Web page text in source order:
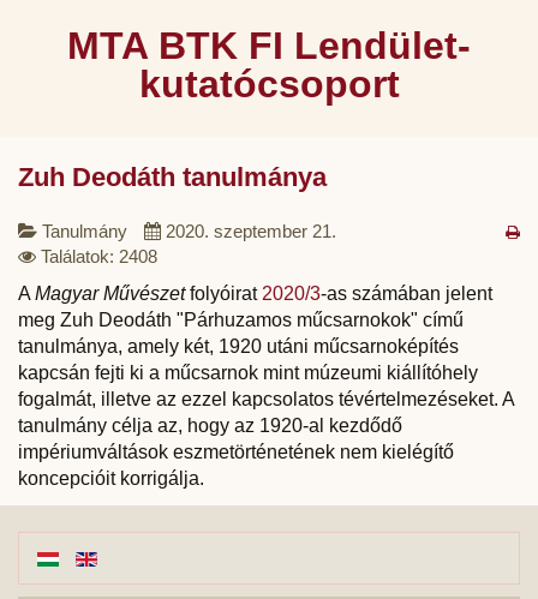
MTA BTK FI Lendület-
kutatócsoport
Zuh Deodáth tanulmánya
Tanulmány
2020. szeptember 21.
Találatok: 2408
AMagyar Művészetfolyóirat 2020/3-as számában jelent
meg Zuh Deodáth "Párhuzamos műcsarnokok" című
tanulmánya, amely két, 1920 utáni műcsarnoképítés
kapcsán fejti ki a műcsarnok mint múzeumi kiállítóhely
fogalmát, illetve az ezzel kapcsolatos tévértelmezéseket. A
tanulmány célja az, hogy az 1920-al kezdődő
impériumváltások eszmetörténetének nem kielégítő
koncepcióit korrigálja.